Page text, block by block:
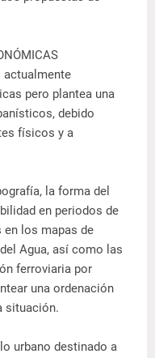
actualmente
pero plantea una
debido
físicos y a
la forma del
en periodos de
en los mapas de
Agua, así como las
ferroviaria por
una ordenación
situación.
urbano destinado a